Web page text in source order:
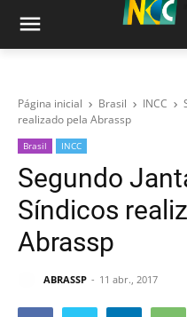
Página inicial Brasil INCC
realizado pela Abrassp
Brasil INCC
Segundo
Síndicos
Abrassp
ABRASSP 11 abr., 2017